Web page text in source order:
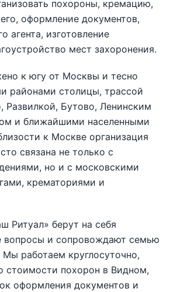
похороны, кремацию,
оформление документов,
агента, изготовление
мест захоронения.
к югу от Москвы и тесно
районами столицы, трассой
Бутово, Ленинским
и ближайшими населенными
к Москве организация
связана не только с
но и с московскими
крематориями и
Ритуал» берут на себя
вопросы и сопровождают семью
работаем круглосуточно,
стоимости похорон в Видном,
оформления документов и